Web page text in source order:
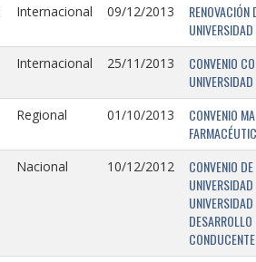
Internacional 09/12/2013
Internacional 25/11/2013
CONVENIO
Regional 01/10/2013
CONVENIO
Nacional 10/12/2012
CONVENIO